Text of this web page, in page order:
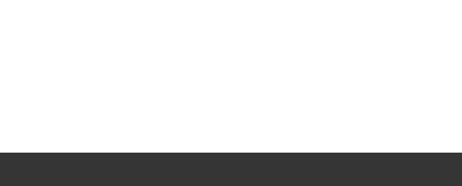
людини» (Minnetonka Research)